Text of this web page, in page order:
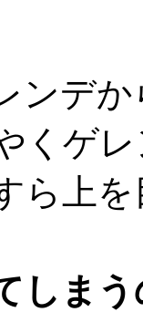
ンデ
くゲ
ら上
しま